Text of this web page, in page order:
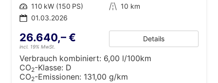
Leistung 110 kW (150 PS) Kilometerstand 10 km
01.03.2026
26.640,– €
incl. 19% MwSt.
Details
Verbrauch kombiniert: 6,00 l/100km
CO2-Klasse: D
CO2-Emissionen: 131,00 g/km